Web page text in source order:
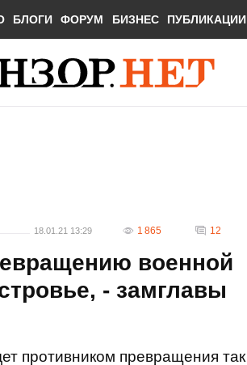
БЛОГИ ФОРУМ БИЗНЕС ПУБЛИКАЦИИ
18.01.21 13:29 1 865 12
военной
- замглавы
противником превращения так